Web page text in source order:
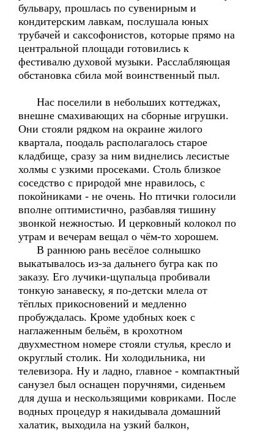
бульвару, прошлась по сувенирным и
кондитерским лавкам, послушала юных
трубачей и саксофонистов, которые прямо на
центральной площади готовились к
фестивалю духовой музыки. Расслабляющая
обстановка сбила мой воинственный пыл.
Нас поселили в небольших коттеджах,
внешне смахивающих на сборные игрушки.
Они стояли рядком на окраине жилого
квартала, поодаль располагалось старое
кладбище, сразу за ним виднелись лесистые
холмы с узкими просеками. Столь близкое
соседство с природой мне нравилось, с
покойниками - не очень. Но птички голосили
вполне оптимистично, разбавляя тишину
звонкой нежностью. И церковный колокол по
утрам и вечерам вещал о чём-то хорошем.
В раннюю рань весёлое солнышко
выкатывалось из-за дальнего бугра как по
заказу. Его лучики-щупальца пробивали
тонкую занавеску, я по-детски млела от
тёплых прикосновений и медленно
пробуждалась. Кроме удобных коек с
наглаженным бельём, в крохотном
двухместном номере стояли стулья, кресло и
округлый столик. Ни холодильника, ни
телевизора. Ну и ладно, главное - компактный
санузел был оснащен поручнями, сиденьем
для душа и нескользящими ковриками. После
водных процедур я накидывала домашний
халатик, выходила на узкий балкон,